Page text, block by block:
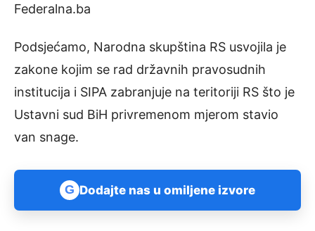
Federalna.ba
Podsjećamo, Narodna skupština RS usvojila je
zakone kojim se rad državnih pravosudnih
institucija i SIPA zabranjuje na teritoriji RS što je
Ustavni sud BiH privremenom mjerom stavio
van snage.
G Dodajte nas u omiljene izvore